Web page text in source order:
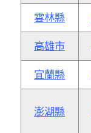
雲林縣
高雄市
宜蘭縣
澎湖縣